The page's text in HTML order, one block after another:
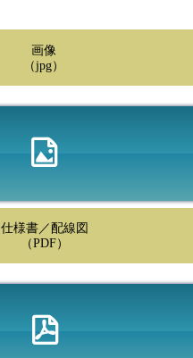
画像
（jpg）
仕様書／配線図
（PDF）